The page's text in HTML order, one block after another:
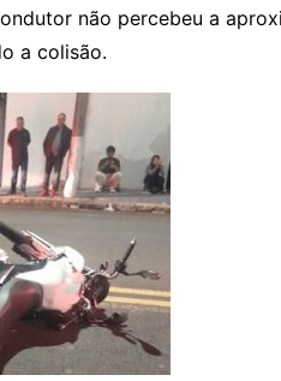
não percebeu a
a colisão.